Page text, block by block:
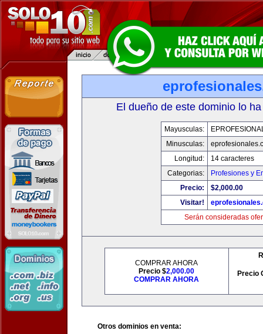
El dueño de este dominio lo
Mayusculas:
Minusculas:
Longitud:
14 caracteres
Categorias:
Profesiones y
Precio:
$2,000.00
Visitar!
Serán consideradas
COMPRAR AHORA
Precio $2,000.00
COMPRAR AHORA
Precio
Otros dominios en venta: